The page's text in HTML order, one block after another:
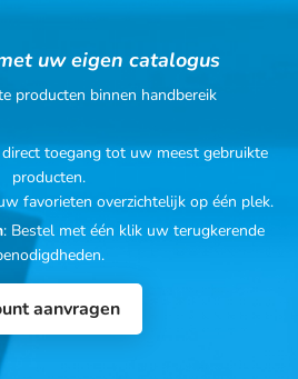
uw eigen catalogus
producten binnen handbereik
toegang tot uw meest gebruikte
producten.
favorieten overzichtelijk op één plek.
: Bestel met één klik uw terugkerende
aanvragen